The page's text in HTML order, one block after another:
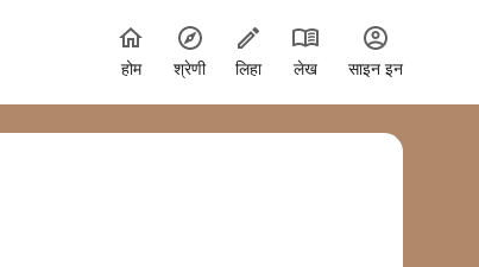
होम श्रेणी लिहा लेख साइन इन